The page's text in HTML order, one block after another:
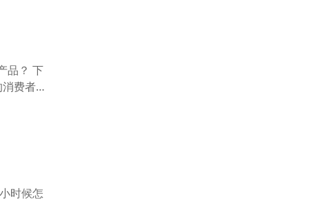
品？ 下
费者。
时候怎